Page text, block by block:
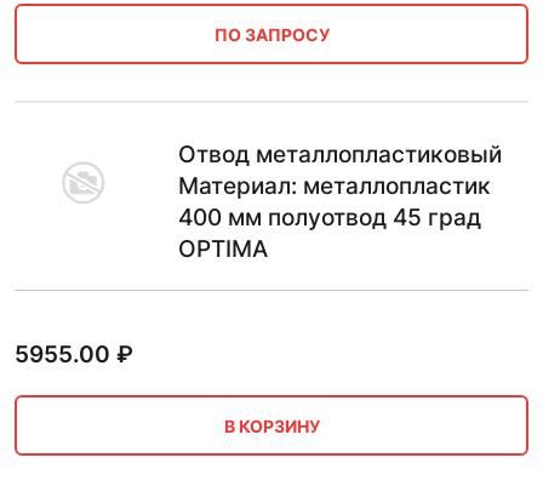
ПО ЗАПРОСУ
Отвод металлопластиковый
Материал: металлопластик
400 мм полуотвод 45 град
OPTIMA
5955.00 ₽
В КОРЗИНУ